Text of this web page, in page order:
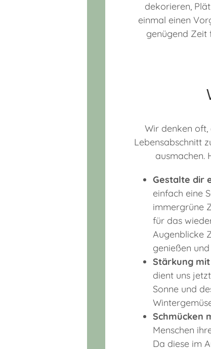
dekorieren,
einmal einen
genügend Zeit
Wir denken oft,
Lebensabschnitt
ausmachen.
Gestalte dir
einfach eine
immergrüne
für das
Augenblicke
genießen
Stärkung
dient uns
Sonne und
Schmücken
Menschen
Da diese im